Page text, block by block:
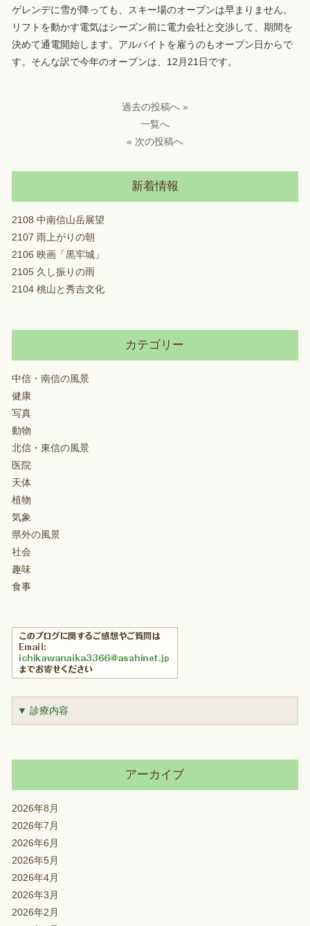
ゲレンデに雪が降っても、スキー場のオープンは早まりません。
リフトを動かす電気はシーズン前に電力会社と交渉して、期間を
決めて通電開始します。アルバイトを雇うのもオープン日からで
す。そんな訳で今年のオープンは、12月21日です。
過去の投稿へ »
一覧へ
« 次の投稿へ
新着情報
2108 中南信山岳展望
2107 雨上がりの朝
2106 映画「黒牢城」
2105 久し振りの雨
2104 桃山と秀吉文化
カテゴリー
中信・南信の風景
健康
写真
動物
北信・東信の風景
医院
天体
植物
気象
県外の風景
社会
趣味
食事
▼ 診療内容
アーカイブ
2026年8月
2026年7月
2026年6月
2026年5月
2026年4月
2026年3月
2026年2月